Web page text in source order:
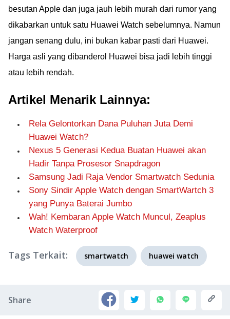
besutan Apple dan juga jauh lebih murah dari rumor yang
dikabarkan untuk satu Huawei Watch sebelumnya. Namun
jangan senang dulu, ini bukan kabar pasti dari Huawei.
Harga asli yang dibanderol Huawei bisa jadi lebih tinggi
atau lebih rendah.
Artikel Menarik Lainnya:
Rela Gelontorkan Dana Puluhan Juta Demi
Huawei Watch?
Nexus 5 Generasi Kedua Buatan Huawei akan
Hadir Tanpa Prosesor Snapdragon
Samsung Jadi Raja Vendor Smartwatch Sedunia
Sony Sindir Apple Watch dengan SmartWartch 3
yang Punya Baterai Jumbo
Wah! Kembaran Apple Watch Muncul, Zeaplus
Watch Waterproof
Tags Terkait: smartwatch huawei watch
Share